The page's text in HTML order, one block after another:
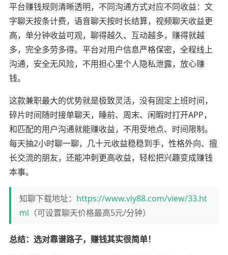
平台赚钱规则清晰透明，不同沟通方式对应不同收益：文
字聊天按条计费，语音聊天按时长结算，视频聊天收益更
高，单分钟收益可观，聊得越久、互动越多，赚得就越
多，完全多劳多得。平台对用户信息严格保密，全程线上
沟通，安全无风险，不用担心里个人隐私泄露，放心赚
钱。
这款兼职最大的优势就是极致灵活，没有固定上班时间，
碎片时间随时接单聊天，睡前、周末、闲暇时打开APP，
和匹配的用户沟通就能赚收益，不用受地点、时间限制。
每天抽2小时聊一聊，几十元收益稳稳到手，性格外向、擅
长交流的朋友，还能冲刺更高收益，轻松把兴趣变成赚钱
本事。
知聊下载地址： https://www.viy88.com/view/33.ht
ml （可设置聊天价格最高5元/分钟）
总结：选对靠谱路子，赚钱其实很简单！